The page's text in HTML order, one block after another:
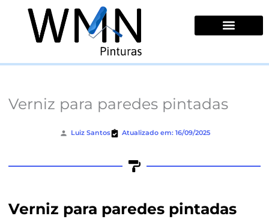
conteúdo
Verniz para paredes pintadas
Luiz Santos Atualizado em: 16/09/2025
Verniz para paredes pintadas